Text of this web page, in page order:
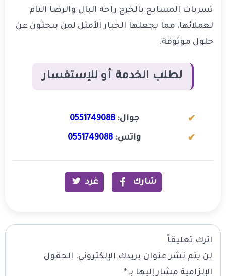
تسربات المسابح بالخرج راحة البال والرضا التام
لعملائها، مما يجعلها الخيار الأمثل لمن يبحثون عن
حلول موثوقة.
لطلب الخدمة أو للإستفسار
جوال:0551749088
واتس: 0551749088
شارك غرد
اترك تعليقاً
لن يتم نشر عنوان بريدك الإلكتروني. الحقول
الإلزامية مشار إليها بـ *